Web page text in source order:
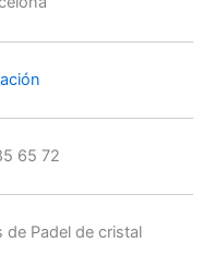
65 72
de Padel de cristal